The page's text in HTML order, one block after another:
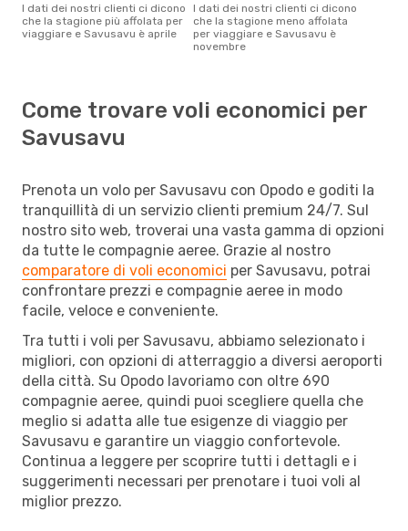
I dati dei nostri clienti ci dicono
che la stagione più affolata per
viaggiare e Savusavu è aprile
I dati dei nostri clienti ci dicono
che la stagione meno affolata
per viaggiare e Savusavu è
novembre
Come trovare voli economici per
Savusavu
Prenota un volo per Savusavu con Opodo e goditi la
tranquillità di un servizio clienti premium 24/7. Sul
nostro sito web, troverai una vasta gamma di opzioni
da tutte le compagnie aeree. Grazie al nostro
comparatore di voli economici per Savusavu, potrai
confrontare prezzi e compagnie aeree in modo
facile, veloce e conveniente.
Tra tutti i voli per Savusavu, abbiamo selezionato i
migliori, con opzioni di atterraggio a diversi aeroporti
della città. Su Opodo lavoriamo con oltre 690
compagnie aeree, quindi puoi scegliere quella che
meglio si adatta alle tue esigenze di viaggio per
Savusavu e garantire un viaggio confortevole.
Continua a leggere per scoprire tutti i dettagli e i
suggerimenti necessari per prenotare i tuoi voli al
miglior prezzo.